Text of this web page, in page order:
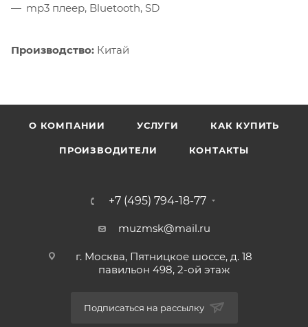
mp3 плеер, Bluetooth, SD
Производство: Китай
О КОМПАНИИ УСЛУГИ КАК КУПИТЬ
ПРОИЗВОДИТЕЛИ КОНТАКТЫ
+7 (495) 794-18-77
muzmsk@mail.ru
г. Москва, Пятницкое шоссе, д. 18
павильон 498, 2-ой этаж
Подписаться на рассылку